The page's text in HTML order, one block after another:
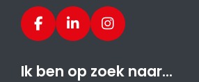
Ik ben op zoek naar…